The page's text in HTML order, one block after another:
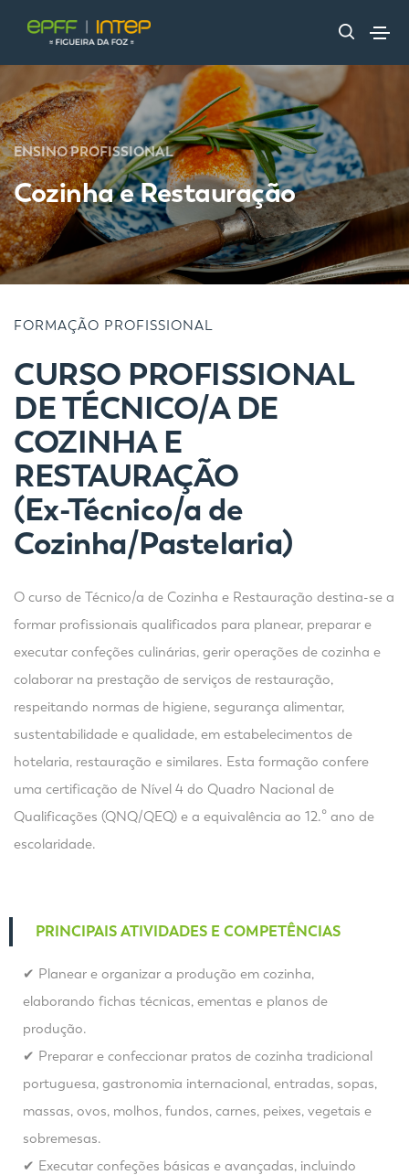
ENSINO PROFISSIONAL
Cozinha e Restauração
FORMAÇÃO PROFISSIONAL
CURSO PROFISSIONAL
DE TÉCNICO/A DE
COZINHA E
RESTAURAÇÃO
(Ex-Técnico/a de
Cozinha/Pastelaria)
O curso de Técnico/a de Cozinha e Restauração destina-se a
formar profissionais qualificados para planear, preparar e
executar confeções culinárias, gerir operações de cozinha e
colaborar na prestação de serviços de restauração,
respeitando normas de higiene, segurança alimentar,
sustentabilidade e qualidade, em estabelecimentos de
hotelaria, restauração e similares. Esta formação confere
uma certificação de Nível 4 do Quadro Nacional de
Qualificações (QNQ/QEQ) e a equivalência ao 12.º ano de
escolaridade.
PRINCIPAIS ATIVIDADES E COMPETÊNCIAS
✔ Planear e organizar a produção em cozinha,
elaborando fichas técnicas, ementas e planos de
produção.
✔ Preparar e confeccionar pratos de cozinha tradicional
portuguesa, gastronomia internacional, entradas, sopas,
massas, ovos, molhos, fundos, carnes, peixes, vegetais e
sobremesas.
✔ Executar confeções básicas e avançadas, incluindo